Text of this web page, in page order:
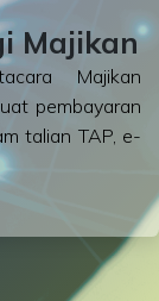
Majikan
Majikan
pembayaran
talian TAP, e-